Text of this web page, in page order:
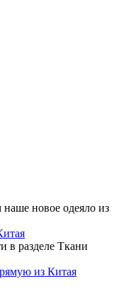
новое одеяло из
в разделе Ткани
из Китая